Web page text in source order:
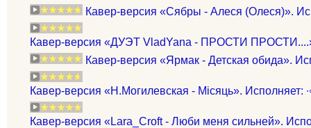
Кавер-версия «Сябры - Алеся (Олеся)».
Кавер-версия «ДУЭТ VladYana - ПРОСТИ
Кавер-версия «Ярмак - Детская обида».
Кавер-версия «Н.Могилевская - Місяць». Исполняет:
Кавер-версия «Lara_Croft - Люби меня сильней».